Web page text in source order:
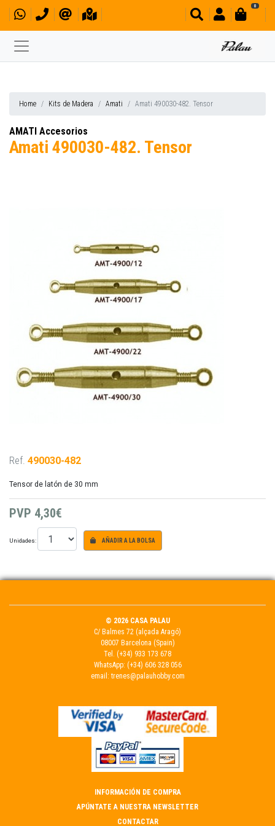
0
Home Kits de Madera Amati Amati 490030-482. Tensor
AMATI Accesorios
Amati 490030-482. Tensor
Ref. 490030-482
Tensor de latón de 30 mm
PVP 4,30€
Unidades: AÑADIR A LA BOLSA
© 2026 CASA PALAU
C/ Balmes 72 (alçada Aragó)
08007 Barcelona (Spain)
Tel. (+34) 933 173 678
WhatsApp: (+34) 606 328 056
email: trenes@palauhobby.com
INFORMACIÓN DE COMPRA
APÚNTATE A NUESTRA NEWSLETTER
CONTACTAR